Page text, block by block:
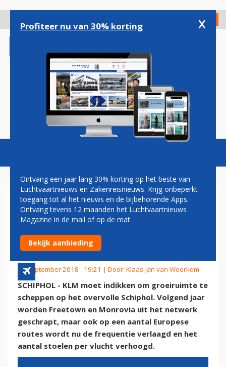
gaan
Check in
Magazine Podcasts Vacatures
KLM: INDIKKEN IN EUROPA
VOOR GROEIRUIMTE OP
SCHIPHOL
23 september 2018 - 19:21 | Door: Klaas-Jan van Woerkom
SCHIPHOL - KLM moet indikken om groeiruimte te
scheppen op het overvolle Schiphol. Volgend jaar
worden Freetown en Monrovia uit het netwerk
geschrapt, maar ook op een aantal Europese
routes wordt nu de frequentie verlaagd en het
aantal stoelen per vlucht verhoogd.
Profiteer nu van 30% korting x
Ontvang een jaar lang 30% korting op het beste van
Luchtvaartnieuws en Zakenreisnieuws. Krijg onbeperkt
toegang tot al het nieuws en de bijbehorende Apps.
Ontvang tevens 12 maanden het Luchtvaartnieuws
Magazine in de mail of op de mat.
Bekijk aanbieding